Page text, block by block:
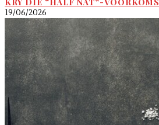
19/06/2026